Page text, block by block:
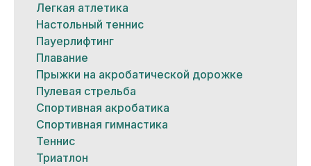
Легкая атлетика
Настольный теннис
Пауерлифтинг
Плавание
Прыжки на акробатической дорожке
Пулевая стрельба
Спортивная акробатика
Спортивная гимнастика
Теннис
Триатлон